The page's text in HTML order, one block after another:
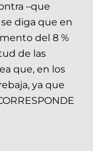
–que
diga que en
del 8 %
de las
que, en los
ya que